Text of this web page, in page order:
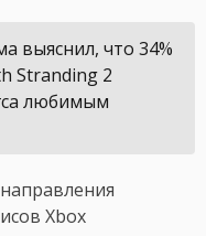
выяснил, что 34%
Stranding 2
любимым
Xbox